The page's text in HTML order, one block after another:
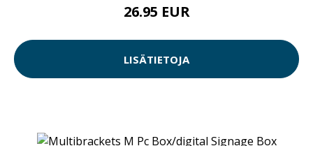
26.95 EUR
LISÄTIETOJA